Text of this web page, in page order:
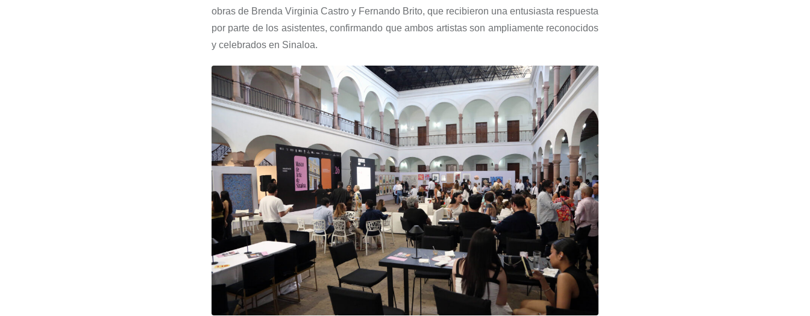
obras de Brenda Virginia Castro y Fernando Brito, que recibieron una entusiasta respuesta
por parte de los asistentes, confirmando que ambos artistas son ampliamente reconocidos
y celebrados en Sinaloa.